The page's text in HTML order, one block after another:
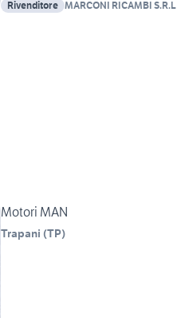
Rivenditore MARCONI RICAMBI S.R.L
Motori MAN
Trapani (TP)